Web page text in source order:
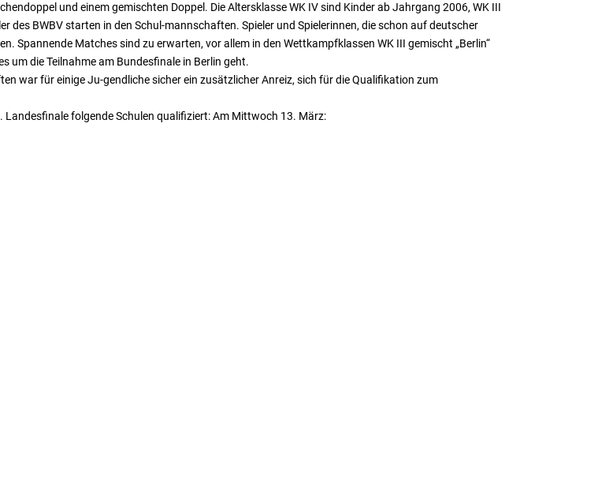
und einem gemischten Doppel. Die Altersklasse WK IV sind Kinder ab Jahrgang 2006, WK III
des BWBV starten in den Schul-mannschaften. Spieler und Spielerinnen, die schon auf deutscher
Spannende Matches sind zu erwarten, vor allem in den Wettkampfklassen WK III gemischt „Berlin“
um die Teilnahme am Bundesfinale in Berlin geht.
war für einige Ju-gendliche sicher ein zusätzlicher Anreiz, sich für die Qualifikation zum
Landesfinale folgende Schulen qualifiziert: Am Mittwoch 13. März: